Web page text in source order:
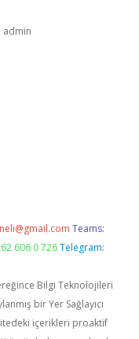
admin
Teams:
606 0 726 Telegram:
Bilgi Teknolojileri
bir Yer Sağlayıcı
içerikleri proaktif